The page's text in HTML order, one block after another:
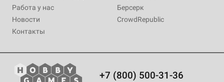
Работа у нас
Новости
Контакты
Берсерк
CrowdRepublic
+7 (800) 500-31-36